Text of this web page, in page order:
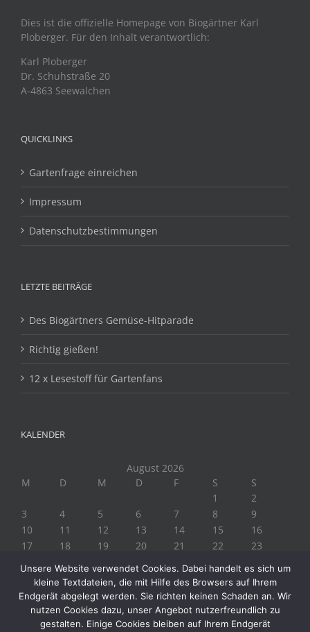
Dies ist die offizielle Homepage von Biogärtner Karl
Ploberger. Für den Inhalt verantwortlich:
Karl Ploberger
Dr. Schuhstraße 20
A-4863 Seewalchen
QUICKLINKS
Gartenfrage einreichen
Impressum
Datenschutzbestimmungen
LETZTE BEITRÄGE
Des Biogärtners Gemüse-Hitparade
Richtig gießen!
12 x Lesestoff für Gartenfans
KALENDER
August 2026
M
D M D F S
S
1
2
3
4 5 6 7 8
9
10
11 12 13 14 15
16
17
18 19 20 21 22
23
« Juli
Unsere Website verwendet Cookies. Dabei handelt es sich um
kleine Textdateien, die mit Hilfe des Browsers auf Ihrem
Endgerät abgelegt werden. Sie richten keinen Schaden an. Wir
nutzen Cookies dazu, unser Angebot nutzerfreundlich zu
gestalten. Einige Cookies bleiben auf Ihrem Endgerät